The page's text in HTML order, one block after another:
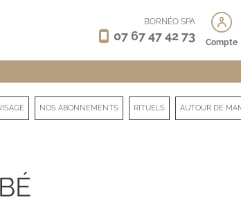
BORNÉO SPA
07 67 47 42 73 Compte
NOS ABONNEMENTS RITUELS AUTOUR DE